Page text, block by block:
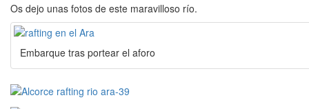
Os dejo unas fotos de este maravilloso río.
Embarque tras portear el aforo